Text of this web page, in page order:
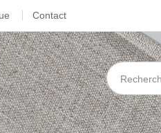
Contact